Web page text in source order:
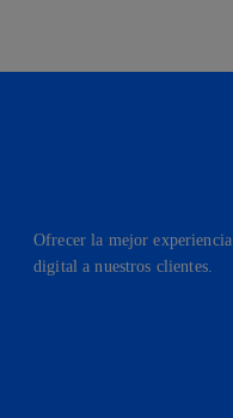
Ofrecer la mejor experiencia
digital a nuestros clientes.